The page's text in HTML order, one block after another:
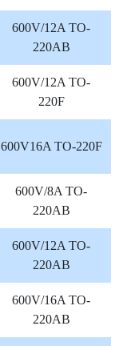
600V/12A TO-
220AB
600V/12A TO-
220F
600V16A TO-220F
600V/8A TO-
220AB
600V/12A TO-
220AB
600V/16A TO-
220AB